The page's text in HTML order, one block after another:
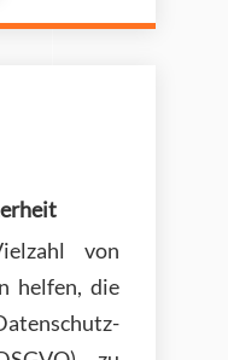
von
helfen, die